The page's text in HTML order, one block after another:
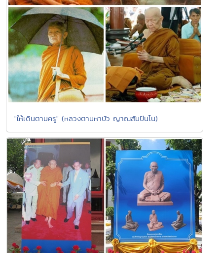
"ให้เดินตามครู" (หลวงตามหาบัว ญาณสัมปันโน)